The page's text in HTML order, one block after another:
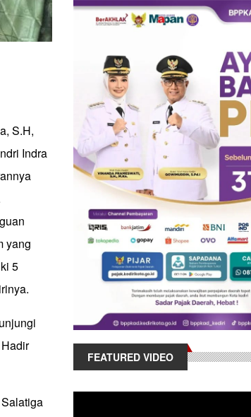
S.H,
Indra
yang
5
FEATURED VIDEO